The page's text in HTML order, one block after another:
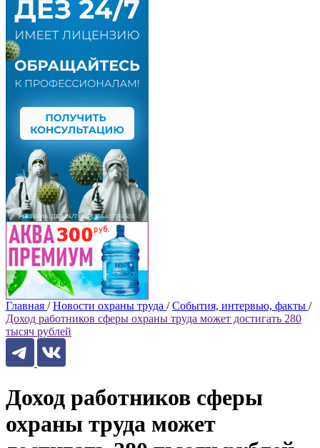
Главная / Новости охраны труда / События, интервью, факты /
Доход работников сферы охраны труда может достигать 280
тысяч рублей
Доход работников сферы
охраны труда может